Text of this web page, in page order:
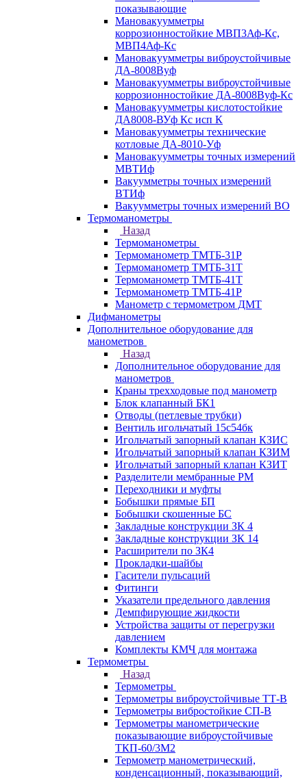
показывающие
Мановакуумметры
коррозионностойкие МВП3Аф-Кс,
МВП4Аф-Кс
Мановакуумметры виброустойчивые
ДА-8008Вуф
Мановакуумметры виброустойчивые
коррозионностойкие ДА-8008Вуф-Кс
Мановакуумметры кислотостойкие
ДА8008-ВУф Кс исп К
Мановакуумметры технические
котловые ДА-8010-Уф
Мановакуумметры точных измерений
МВТИф
Вакуумметры точных измерений
ВТИф
Вакуумметры точных измерений ВО
Термоманометры
Назад
Термоманометры
Термоманометр ТМТБ-31Р
Термоманометр ТМТБ-31Т
Термоманометр ТМТБ-41Т
Термоманометр ТМТБ-41Р
Манометр с термометром ДМТ
Дифманометры
Дополнительное оборудование для
манометров
Назад
Дополнительное оборудование для
манометров
Краны трехходовые под манометр
Блок клапанный БК1
Отводы (петлевые трубки)
Вентиль игольчатый 15с54бк
Игольчатый запорный клапан КЗИС
Игольчатый запорный клапан КЗИМ
Игольчатый запорный клапан КЗИТ
Разделители мембранные РМ
Переходники и муфты
Бобышки прямые БП
Бобышки скошенные БС
Закладные конструкции ЗК 4
Закладные конструкции ЗК 14
Расширители по ЗК4
Прокладки-шайбы
Гасители пульсаций
Фитинги
Указатели предельного давления
Демпфирующие жидкости
Устройства защиты от перегрузки
давлением
Комплекты КМЧ для монтажа
Термометры
Назад
Термометры
Термометры виброустойчивые ТТ-В
Термометры вибростойкие СП-В
Термометры манометрические
показывающие виброустойчивые
ТКП-60/3М2
Термометр манометрический,
конденсационный, показывающий,